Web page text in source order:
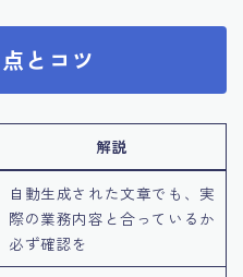
とコツ
解説
自動生成された文章でも、実
際の業務内容と合っているか
必ず確認を